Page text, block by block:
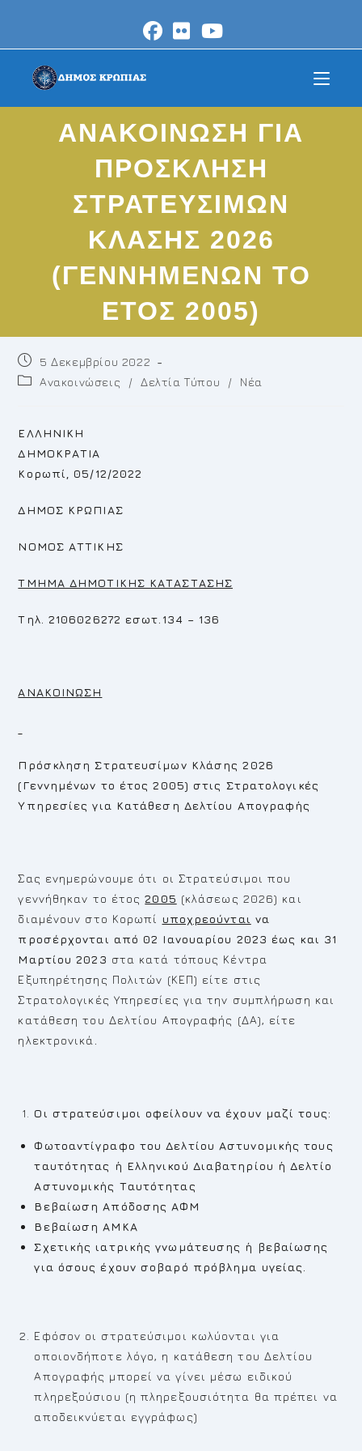
content
ΑΝΑΚΟΙΝΩΣΗ ΓΙΑ
ΠΡΟΣΚΛΗΣΗ
ΣΤΡΑΤΕΥΣΙΜΩΝ
ΚΛΑΣΗΣ 2026
(ΓΕΝΝΗΜΕΝΩΝ ΤΟ
ΕΤΟΣ 2005)
Post
published:
5 Δεκεμβρίου 2022
PostΑνακοινώσεις / Δελτία Τύπου / Νέα
ΕΛΛΗΝΙΚΗ
ΔΗΜΟΚΡΑΤΙΑ
Κορωπί, 05/12/2022
ΔΗΜΟΣ ΚΡΩΠΙΑΣ
ΝΟΜΟΣ ΑΤΤΙΚΗΣ
ΤΜΗΜΑ ΔΗΜΟΤΙΚΗΣ ΚΑΤΑΣΤΑΣΗΣ
Τηλ. 2106026272 εσωτ.134 – 136
ΑΝΑΚΟΙΝΩΣΗ
Πρόσκληση Στρατευσίμων Κλάσης 2026
(Γεννημένων το έτος 2005) στις Στρατολογικές
Υπηρεσίες για Κατάθεση Δελτίου Απογραφής
Σας ενημερώνουμε ότι οι Στρατεύσιμοι που
γεννήθηκαν το έτος2005 (κλάσεως 2026) και
διαμένουν στο Κορωπί υποχρεούνται να
προσέρχονται από 02 Ιανουαρίου 2023 έως και 31
Μαρτίου 2023 στα κατά τόπους Κέντρα
Εξυπηρέτησης Πολιτών (ΚΕΠ) είτε στις
Στρατολογικές Υπηρεσίες για την συμπλήρωση και
κατάθεση του Δελτίου Απογραφής (ΔΑ), είτε
ηλεκτρονικά
Οι στρατεύσιμοι οφείλουν να έχουν μαζί τους:
Φωτοαντίγραφο του Δελτίου Αστυνομικής τους
ταυτότητας ή Ελληνικού Διαβατηρίου ή Δελτίο
Αστυνομικής Ταυτότητας
Βεβαίωση Απόδοσης ΑΦΜ
Βεβαίωση ΑΜΚΑ
Σχετικής ιατρικής γνωμάτευσης ή βεβαίωσης
για όσους έχουν σοβαρό πρόβλημα υγείας.
Εφόσον οι στρατεύσιμοι κωλύονται για
οποιονδήποτε λόγο, η κατάθεση του Δελτίου
Απογραφής μπορεί να γίνει μέσω ειδικού
πληρεξούσιου (η πληρεξουσιότητα θα πρέπει να
αποδεικνύεται εγγράφως)